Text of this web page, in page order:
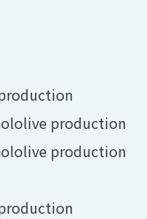
production
production